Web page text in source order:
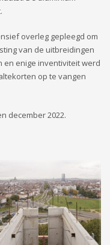
overleg gepleegd om
van de uitbreidingen
en enige inventiviteit werd
op te vangen
december 2022.